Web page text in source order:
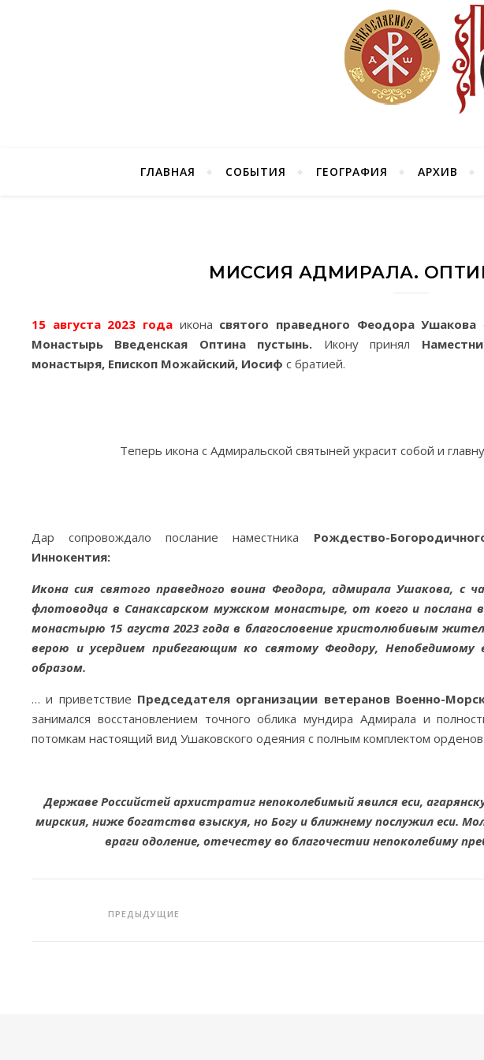
ГЛАВНАЯ СОБЫТИЯ ГЕОГРАФИЯ АРХИВ
МИССИЯ АДМИРАЛА.
15 августа 2023 года икона святого праведного Феодора Ушакова
Монастырь Введенская Оптина пустынь. Икону принял
монастыря, Епископ Можайский, Иосиф с братией.
Теперь икона с Адмиральской святыней украсит собой и
Дар сопровождало послание наместника Рождество-
Иннокентия:
Икона сия святого праведного воина Феодора, адмирала Ушакова, с
флотоводца в Санаксарском мужском монастыре, от коего и послана
монастырю 15 агуста 2023 года в благословение христолюбивым
верою и усердием прибегающим ко святому Феодору,
образом.
… и приветствие Председателя организации ветеранов Военно-
занимался восстановлением точного облика мундира Адмирала и
потомкам настоящий вид Ушаковского одеяния с полным комплектом орденов
Державе Российстей архистратиг непоколебимый явился еси,
мирския, ниже богатства взыскуя, но Богу и ближнему послужил еси.
враги одоление, отечеству во благочестии непоколебиму
ПРЕДЫДУЩИЕ